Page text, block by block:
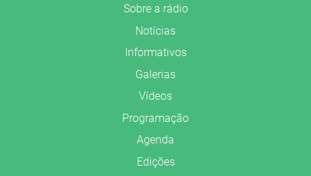
Sobre a rádio
Notícias
Informativos
Galerias
Vídeos
Programação
Agenda
Edições